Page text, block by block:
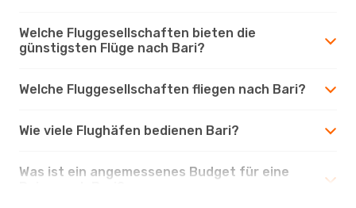
Welche Fluggesellschaften bieten die
günstigsten Flüge nach Bari?
Welche Fluggesellschaften fliegen nach Bari?
Wie viele Flughäfen bedienen Bari?
Was ist ein angemessenes Budget für eine